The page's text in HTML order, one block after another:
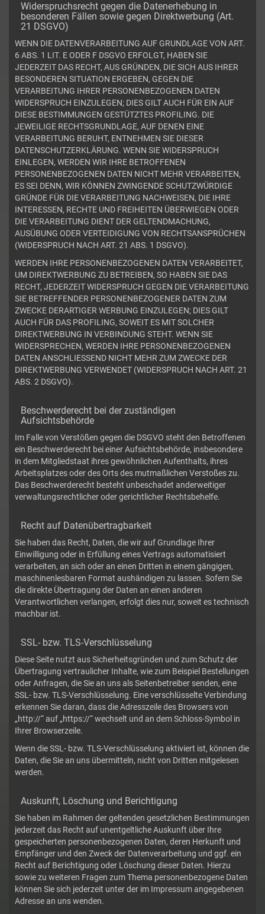
Widerspruchsrecht gegen die Datenerhebung in
besonderen Fällen sowie gegen Direktwerbung (Art.
21 DSGVO)
WENN DIE DATENVERARBEITUNG AUF GRUNDLAGE VON ART.
6 ABS. 1 LIT. E ODER F DSGVO ERFOLGT, HABEN SIE
JEDERZEIT DAS RECHT, AUS GRÜNDEN, DIE SICH AUS IHRER
BESONDEREN SITUATION ERGEBEN, GEGEN DIE
VERARBEITUNG IHRER PERSONENBEZOGENEN DATEN
WIDERSPRUCH EINZULEGEN; DIES GILT AUCH FÜR EIN AUF
DIESE BESTIMMUNGEN GESTÜTZTES PROFILING. DIE
JEWEILIGE RECHTSGRUNDLAGE, AUF DENEN EINE
VERARBEITUNG BERUHT, ENTNEHMEN SIE DIESER
DATENSCHUTZERKLÄRUNG. WENN SIE WIDERSPRUCH
EINLEGEN, WERDEN WIR IHRE BETROFFENEN
PERSONENBEZOGENEN DATEN NICHT MEHR VERARBEITEN,
ES SEI DENN, WIR KÖNNEN ZWINGENDE SCHUTZWÜRDIGE
GRÜNDE FÜR DIE VERARBEITUNG NACHWEISEN, DIE IHRE
INTERESSEN, RECHTE UND FREIHEITEN ÜBERWIEGEN ODER
DIE VERARBEITUNG DIENT DER GELTENDMACHUNG,
AUSÜBUNG ODER VERTEIDIGUNG VON RECHTSANSPRÜCHEN
(WIDERSPRUCH NACH ART. 21 ABS. 1 DSGVO).
WERDEN IHRE PERSONENBEZOGENEN DATEN VERARBEITET,
UM DIREKTWERBUNG ZU BETREIBEN, SO HABEN SIE DAS
RECHT, JEDERZEIT WIDERSPRUCH GEGEN DIE VERARBEITUNG
SIE BETREFFENDER PERSONENBEZOGENER DATEN ZUM
ZWECKE DERARTIGER WERBUNG EINZULEGEN; DIES GILT
AUCH FÜR DAS PROFILING, SOWEIT ES MIT SOLCHER
DIREKTWERBUNG IN VERBINDUNG STEHT. WENN SIE
WIDERSPRECHEN, WERDEN IHRE PERSONENBEZOGENEN
DATEN ANSCHLIESSEND NICHT MEHR ZUM ZWECKE DER
DIREKTWERBUNG VERWENDET (WIDERSPRUCH NACH ART. 21
ABS. 2 DSGVO).
Beschwerderecht bei der zuständigen
Aufsichtsbehörde
Im Falle von Verstößen gegen die DSGVO steht den Betroffenen
ein Beschwerderecht bei einer Aufsichtsbehörde, insbesondere
in dem Mitgliedstaat ihres gewöhnlichen Aufenthalts, ihres
Arbeitsplatzes oder des Orts des mutmaßlichen Verstoßes zu.
Das Beschwerderecht besteht unbeschadet anderweitiger
verwaltungsrechtlicher oder gerichtlicher Rechtsbehelfe.
Recht auf Datenübertragbarkeit
Sie haben das Recht, Daten, die wir auf Grundlage Ihrer
Einwilligung oder in Erfüllung eines Vertrags automatisiert
verarbeiten, an sich oder an einen Dritten in einem gängigen,
maschinenlesbaren Format aushändigen zu lassen. Sofern Sie
die direkte Übertragung der Daten an einen anderen
Verantwortlichen verlangen, erfolgt dies nur, soweit es technisch
machbar ist.
SSL- bzw. TLS-Verschlüsselung
Diese Seite nutzt aus Sicherheitsgründen und zum Schutz der
Übertragung vertraulicher Inhalte, wie zum Beispiel Bestellungen
oder Anfragen, die Sie an uns als Seitenbetreiber senden, eine
SSL- bzw. TLS-Verschlüsselung. Eine verschlüsselte Verbindung
erkennen Sie daran, dass die Adresszeile des Browsers von
„http://“ auf „https://“ wechselt und an dem Schloss-Symbol in
Ihrer Browserzeile.
Wenn die SSL- bzw. TLS-Verschlüsselung aktiviert ist, können die
Daten, die Sie an uns übermitteln, nicht von Dritten mitgelesen
werden.
Auskunft, Löschung und Berichtigung
Sie haben im Rahmen der geltenden gesetzlichen Bestimmungen
jederzeit das Recht auf unentgeltliche Auskunft über Ihre
gespeicherten personenbezogenen Daten, deren Herkunft und
Empfänger und den Zweck der Datenverarbeitung und ggf. ein
Recht auf Berichtigung oder Löschung dieser Daten. Hierzu
sowie zu weiteren Fragen zum Thema personenbezogene Daten
können Sie sich jederzeit unter der im Impressum angegebenen
Adresse an uns wenden.